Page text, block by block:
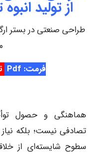
از تولید
طراحی صنعتی در بستر
فرمت: Pdf
هماهنگی و حصول
تصادفی نیست؛ بلکه
سطوح شایسته‌ای از